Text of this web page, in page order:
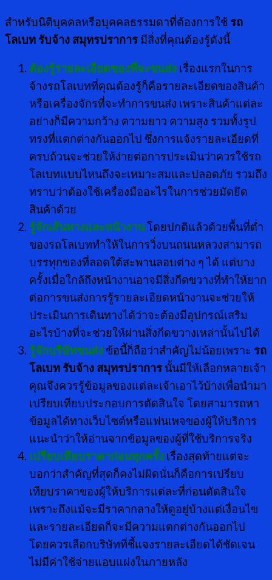
สำหรับนิติบุคคลหรือบุคคลธรรมดาที่ต้องการใช้ รถ
โลเบท รับจ้าง สมุทรปราการ มีสิ่งที่คุณต้องรู้ดังนี้
ต้องรู้รายละเอียดของที่จะขนส่ง เรื่องแรกในการ
จ้างรถโลเบทที่คุณต้องรู้ก็คือรายละเอียดของสินค้า
หรือเครื่องจักรที่จะทำการขนส่ง เพราะสินค้าแต่ละ
อย่างก็มีความกว้าง ความยาว ความสูง รวมทั้งรูป
ทรงที่แตกต่างกันออกไป ซึ่งการแจ้งรายละเอียดที่
ครบถ้วนจะช่วยให้ง่ายต่อการประเมินว่าควรใช้รถ
โลเบทแบบไหนถึงจะเหมาะสมและปลอดภัย รวมถึง
ทราบว่าต้องใช้เครื่องมืออะไรในการช่วยมัดยึด
สินค้าด้วย
รู้จักเส้นทางและหน้างานโดยปกติแล้วด้วยพื้นที่ต่ำ
ของรถโลเบททำให้ในการวิ่งบนถนนหลวงสามารถ
บรรทุกของที่ลอดใต้สะพานลอบต่าง ๆ ได้ แต่บาง
ครั้งเมื่อใกล้ถึงหน้างานอาจมีสิ่งกีดขวางที่ทำให้ยาก
ต่อการขนส่งการรู้รายละเอียดหน้างานจะช่วยให้
ประเมินการเดินทางได้ว่าจะต้องมีอุปกรณ์เสริม
อะไรบ้างที่จะช่วยให้ผ่านสิ่งกีดขวางเหล่านั้นไปได้
รู้จักบริษัทขนส่งข้อนี้ก็ถือว่าสำคัญไม่น้อยเพราะ รถ
โลเบท รับจ้าง สมุทรปราการ นั้นมีให้เลือกหลายเจ้า
คุณจึงควรรู้ข้อมูลของแต่ละเจ้าเอาไว้บ้างเพื่อนำมา
เปรียบเทียบประกอบการตัดสินใจ โดยสามารถหา
ข้อมูลได้ทางเว็บไซต์หรือแฟนเพจของผู้ให้บริการ
แนะนำว่าให้อ่านจากข้อมูลของผู้ที่ใช้บริการจริง
เปรียบเทียบราคาก่อนทุกครั้ง เรื่องสุดท้ายแต่จะ
บอกว่าสำคัญที่สุดก็คงไม่ผิดนั่นก็คือการเปรียบ
เทียบราคาของผู้ให้บริการแต่ละที่ก่อนตัดสินใจ
เพราะถึงแม้จะมีราคากลางให้ดูอยู่บ้างแต่เงื่อนไข
และรายละเอียดก็จะมีความแตกต่างกันออกไป
โดยควรเลือกบริษัทที่ชี้แจงรายละเอียดได้ชัดเจน
ไม่มีค่าใช้จ่ายแอบแฝงในภายหลัง